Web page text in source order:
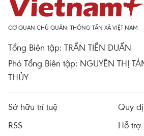
CƠ QUAN CHỦ QUẢN: THÔNG TẤN XÃ VIỆT NAM
Tổng Biên tập: TRẦN TIẾN DUẨN
Phó Tổng Biên tập: NGUYỄN THỊ
THỦY
Sở hữu trí tuệ
Quy
RSS
Hỗ trợ